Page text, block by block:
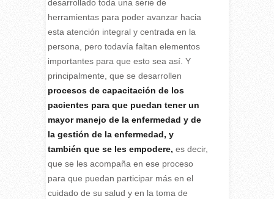
desarrollado toda una serie de
herramientas para poder avanzar hacia
esta atención integral y centrada en la
persona, pero todavía faltan elementos
importantes para que esto sea así. Y
principalmente, que se desarrollen
procesos de capacitación de los
pacientes para que puedan tener un
mayor manejo de la enfermedad y de
la gestión de la enfermedad, y
también que se les empodere, es decir,
que se les acompaña en ese proceso
para que puedan participar más en el
cuidado de su salud y en la toma de